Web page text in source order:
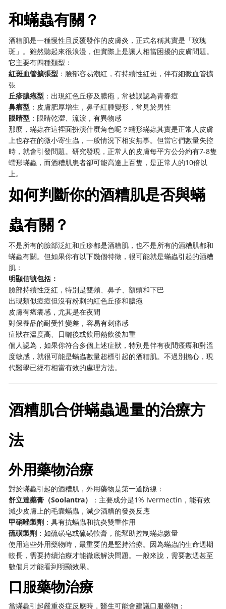
和蟎蟲有關？
酒糟肌是一種慢性且反覆發作的皮膚炎，正式名稱其實是「玫瑰
斑」。雖然聽起來很浪漫，但實際上是讓人相當困擾的皮膚問題。
它主要有四種類型：
紅斑血管擴張型 ：臉部容易潮紅，有持續性紅斑，伴有細微血管擴
張
丘疹膿疱型 ：出現紅色丘疹及膿疱，常被誤認為青春痘
鼻瘤型 ：皮膚肥厚增生，鼻子紅腫變形，常見於男性
眼睛型 ：眼睛乾澀、流淚，有異物感
那麼，蟎蟲在這裡面扮演什麼角色呢？蠕形蟎蟲其實是正常人皮膚
上也存在的微小寄生蟲，一般情況下相安無事。但當它們數量失控
時，就會引發問題。研究發現，正常人的皮膚每平方公分約有7-8隻
蠕形蟎蟲，而酒糟肌患者卻可能高達上百隻，是正常人的10倍以
上。
如何判斷你的酒糟肌是否與蟎
蟲有關？
不是所有的臉部泛紅和丘疹都是酒糟肌，也不是所有的酒糟肌都和
蟎蟲有關。但如果你有以下幾個特徵，很可能就是蟎蟲引起的酒糟
肌：
明顯信號包括：
臉部持續性泛紅，特別是雙頰、鼻子、額頭和下巴
出現類似痘痘但沒有粉刺的紅色丘疹和膿疱
皮膚有瘙癢感，尤其是在夜間
對保養品的耐受性變差，容易有刺痛感
症狀在溫度高、日曬後或飲用熱飲後加重
個人認為，如果你符合多個上述症狀，特別是伴有夜間瘙癢和對溫
度敏感，就很可能是蟎蟲數量超標引起的酒糟肌。不過別擔心，現
代醫學已經有相當有效的處理方法。
酒糟肌合併蟎蟲過量的治療方
法
外用藥物治療
對於蟎蟲引起的酒糟肌，外用藥物是第一道防線：
舒立達藥膏（Soolantra）
：主要成分是1% Ivermectin，能有效
減少皮膚上的毛囊蟎蟲，減少酒糟的發炎反應
甲硝唑製劑 ：具有抗蟎蟲和抗炎雙重作用
硫磺製劑 ：如硫磺皂或硫磺軟膏，能幫助控制蟎蟲數量
使用這些外用藥物時，最重要的是堅持治療。因為蟎蟲的生命週期
較長，需要持續治療才能徹底解決問題。一般來說，需要數週甚至
數個月才能看到明顯效果。
口服藥物治療
當蟎蟲引起嚴重炎症反應時，醫生可能會建議口服藥物：